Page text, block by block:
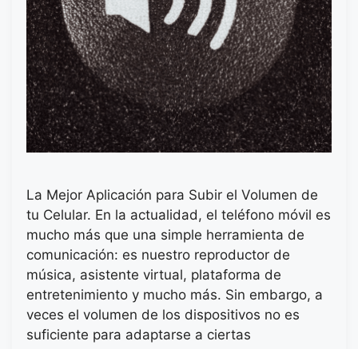
La Mejor Aplicación para Subir el Volumen de
tu Celular. En la actualidad, el teléfono móvil es
mucho más que una simple herramienta de
comunicación: es nuestro reproductor de
música, asistente virtual, plataforma de
entretenimiento y mucho más. Sin embargo, a
veces el volumen de los dispositivos no es
suficiente para adaptarse a ciertas